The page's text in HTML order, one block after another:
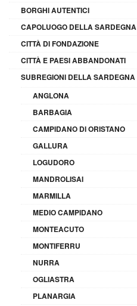
BORGHI AUTENTICI
CAPOLUOGO DELLA SARDEGNA
CITTÀ DI FONDAZIONE
CITTÀ E PAESI ABBANDONATI
SUBREGIONI DELLA SARDEGNA
ANGLONA
BARBAGIA
CAMPIDANO DI ORISTANO
GALLURA
LOGUDORO
MANDROLISAI
MARMILLA
MEDIO CAMPIDANO
MONTEACUTO
MONTIFERRU
NURRA
OGLIASTRA
PLANARGIA